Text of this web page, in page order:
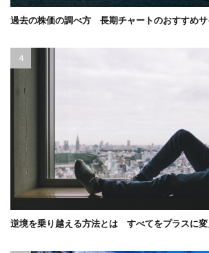
過去の株価の調べ方 長期チャートのおすすめ
逆境を乗り越える方法とは すべてをプラスに変